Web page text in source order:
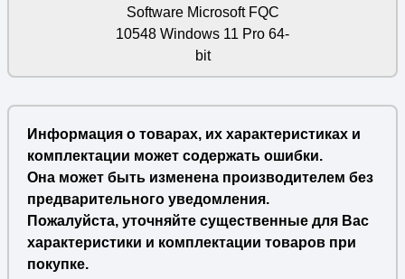
Software Microsoft FQC
10548 Windows 11 Pro 64-
bit
Информация о товарах, их характеристиках и
комплектации может содержать ошибки.
Она может быть изменена производителем без
предварительного уведомления.
Пожалуйста, уточняйте существенные для Вас
характеристики и комплектации товаров при
покупке.